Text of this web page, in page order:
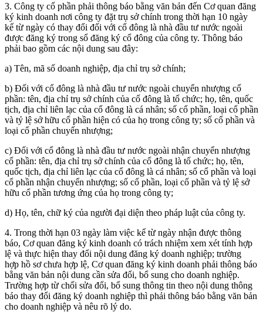
3. Công ty cổ phần phải thông báo bằng văn bản đến Cơ quan đăng
ký kinh doanh nơi công ty đặt trụ sở chính trong thời hạn 10 ngày
kể từ ngày có thay đổi đối với cổ đông là nhà đầu tư nước ngoài
được đăng ký trong sổ đăng ký cổ đông của công ty. Thông báo
phải bao gồm các nội dung sau đây:
a) Tên, mã số doanh nghiệp, địa chỉ trụ sở chính;
b) Đối với cổ đông là nhà đầu tư nước ngoài chuyển nhượng cổ
phần: tên, địa chỉ trụ sở chính của cổ đông là tổ chức; họ, tên, quốc
tịch, địa chỉ liên lạc của cổ đông là cá nhân; số cổ phần, loại cổ phần
và tỷ lệ sở hữu cổ phần hiện có của họ trong công ty; số cổ phần và
loại cổ phần chuyển nhượng;
c) Đối với cổ đông là nhà đầu tư nước ngoài nhận chuyển nhượng
cổ phần: tên, địa chỉ trụ sở chính của cổ đông là tổ chức; họ, tên,
quốc tịch, địa chỉ liên lạc của cổ đông là cá nhân; số cổ phần và loại
cổ phần nhận chuyển nhượng; số cổ phần, loại cổ phần và tỷ lệ sở
hữu cổ phần tương ứng của họ trong công ty;
d) Họ, tên, chữ ký của người đại diện theo pháp luật của công ty.
4. Trong thời hạn 03 ngày làm việc kể từ ngày nhận được thông
báo, Cơ quan đăng ký kinh doanh có trách nhiệm xem xét tính hợp
lệ và thực hiện thay đổi nội dung đăng ký doanh nghiệp; trường
hợp hồ sơ chưa hợp lệ, Cơ quan đăng ký kinh doanh phải thông báo
bằng văn bản nội dung cần sửa đổi, bổ sung cho doanh nghiệp.
Trường hợp từ chối sửa đổi, bổ sung thông tin theo nội dung thông
báo thay đổi đăng ký doanh nghiệp thì phải thông báo bằng văn bản
cho doanh nghiệp và nêu rõ lý do.